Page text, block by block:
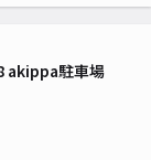
akippa駐車場